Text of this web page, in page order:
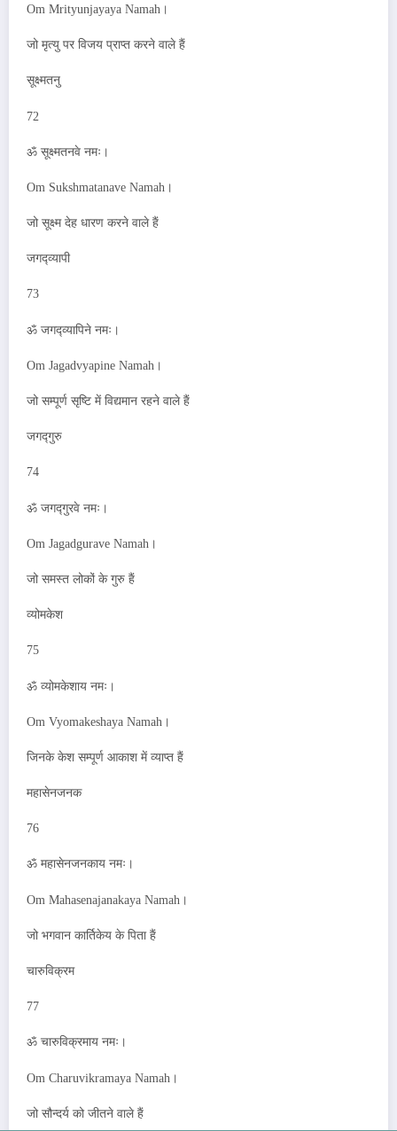
Om Mrityunjayaya Namah।
जो मृत्यु पर विजय प्राप्त करने वाले हैं
सूक्ष्मतनु
72
ॐ सूक्ष्मतनवे नमः।
Om Sukshmatanave Namah।
जो सूक्ष्म देह धारण करने वाले हैं
जगद्व्यापी
73
ॐ जगद्व्यापिने नमः।
Om Jagadvyapine Namah।
जो सम्पूर्ण सृष्टि में विद्यमान रहने वाले हैं
जगद्गुरु
74
ॐ जगद्गुरवे नमः।
Om Jagadgurave Namah।
जो समस्त लोकों के गुरु हैं
व्योमकेश
75
ॐ व्योमकेशाय नमः।
Om Vyomakeshaya Namah।
जिनके केश सम्पूर्ण आकाश में व्याप्त हैं
महासेनजनक
76
ॐ महासेनजनकाय नमः।
Om Mahasenajanakaya Namah।
जो भगवान कार्तिकेय के पिता हैं
चारुविक्रम
77
ॐ चारुविक्रमाय नमः।
Om Charuvikramaya Namah।
जो सौन्दर्य को जीतने वाले हैं